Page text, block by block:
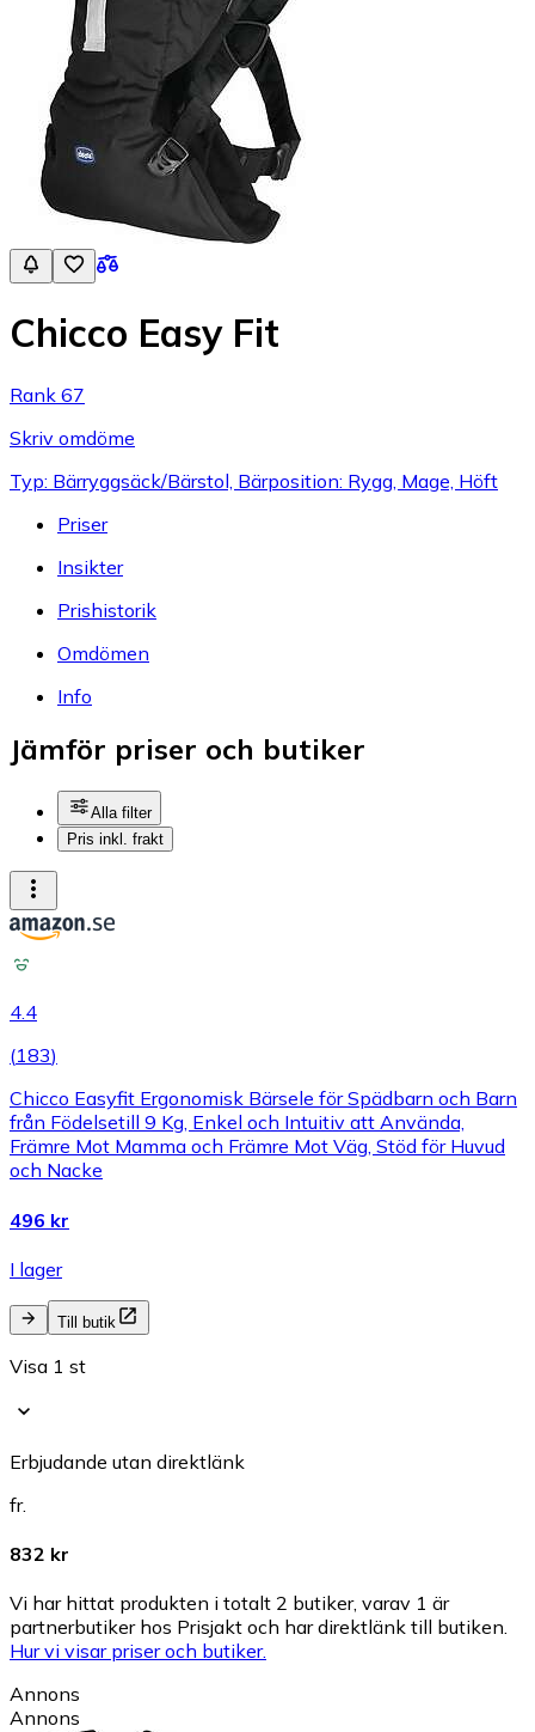
Chicco Easy Fit
Rank 67
Skriv omdöme
Typ: Bärryggsäck/Bärstol, Bärposition: Rygg, Mage, Höft
Priser
Insikter
Prishistorik
Omdömen
Info
Jämför priser och butiker
Alla filter
Pris inkl. frakt
4.4
(183)
Chicco Easyfit Ergonomisk Bärsele för Spädbarn och Barn
från Födelsetill 9 Kg, Enkel och Intuitiv att Använda,
Främre Mot Mamma och Främre Mot Väg, Stöd för Huvud
och Nacke
496 kr
I lager
Till butik
Visa 1 st
Erbjudande utan direktlänk
fr.
832 kr
Vi har hittat produkten i totalt 2 butiker, varav 1 är
partnerbutiker hos Prisjakt och har direktlänk till butiken.
Hur vi visar priser och butiker.
Annons
Annons